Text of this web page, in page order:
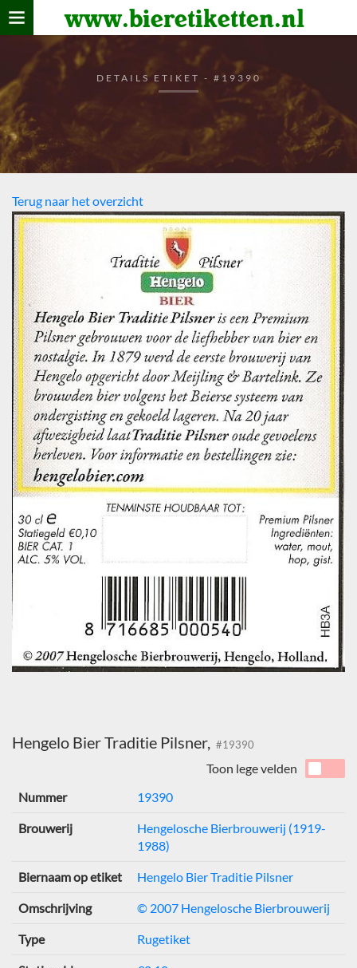
www.bieretiketten.nl
Home
verzamelen
De bierkaart
Bezoekers
DETAILS ETIKET - #19390
Terug naar het overzicht
Hengelo Bier Traditie Pilsner, #19390
Toon lege velden
Nummer
19390
Brouwerij
Hengelosche Bierbrouwerij (1919-
1988)
Biernaam op etiket Hengelo Bier Traditie Pilsner
Omschrijving © 2007 Hengelosche Bierbrouwerij
Type Rugetiket